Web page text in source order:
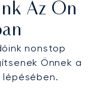
Az Ön
nonstop
Önnek a